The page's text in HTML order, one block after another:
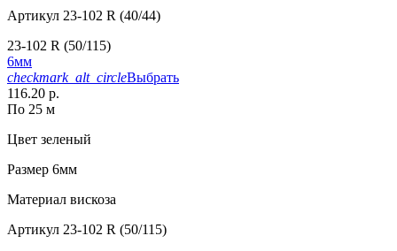
Артикул 23-102 R (40/44)
23-102 R (50/115)
6мм
checkmark_alt_circleВыбрать
116.20 р.
По 25 м
Цвет зеленый
Размер 6мм
Материал вискоза
Артикул 23-102 R (50/115)